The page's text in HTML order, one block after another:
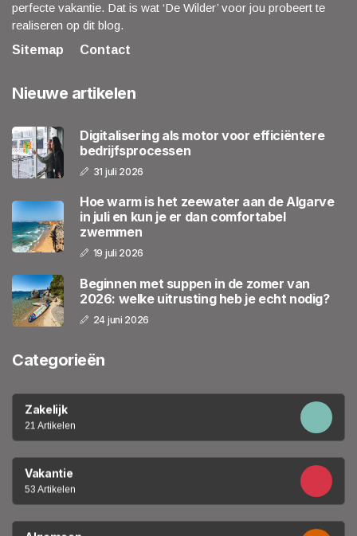
perfecte vakantie. Dat is wat ‘De Wilder’ voor jou probeert te
realiseren op dit blog.
Sitemap
Contact
Nieuwe artikelen
Digitalisering als motor voor efficiëntere
bedrijfsprocessen
31 juli 2026
Hoe warm is het zeewater aan de Algarve
in juli en kun je er dan comfortabel
zwemmen
19 juli 2026
Beginnen met suppen in de zomer van
2026: welke uitrusting heb je echt nodig?
24 juni 2026
Categorieën
Zakelijk
21 Artikelen
Vakantie
53 Artikelen